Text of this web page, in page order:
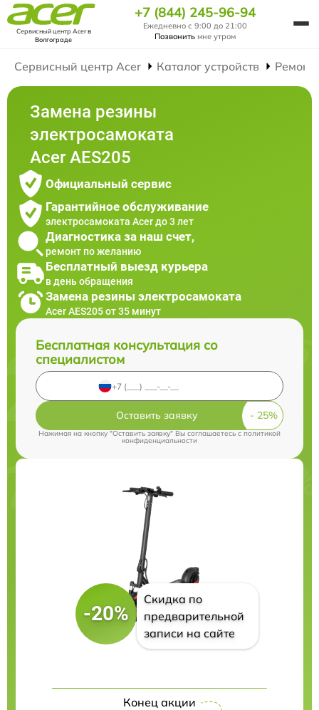
Сервисный центр Acerв
Волгограде
+7 (844) 245-96-94
Ежедневно с 9:00 до 21:00
Позвонить мне утром
Сервисный центр Acer Каталог устройств Ремонт
Замена резины
электросамоката
Acer AES205
Официальный сервис
Гарантийное обслуживание
электросамоката Acer до 3 лет
Диагностика за наш счет,
ремонт по желанию
Бесплатный выезд курьера
в день обращения
Замена резины электросамоката
Acer AES205 от 35 минут
Бесплатная консультация со
специалистом
Оставить заявку
Нажимая на кнопку "Оставить заявку" Вы соглашаетесь cполитикой
конфиденциальности
-20%
Скидка по
предварительной
записи на сайте
Конец акции